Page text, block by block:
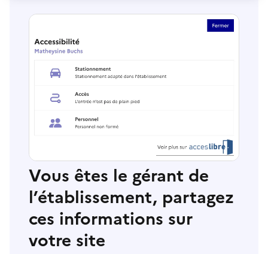
Vous êtes le gérant de
l’établissement, partagez
ces informations sur
votre site